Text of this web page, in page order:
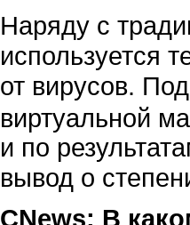
Наряду с
используется
от вирусов.
виртуальной
и по
вывод о
CNews: В